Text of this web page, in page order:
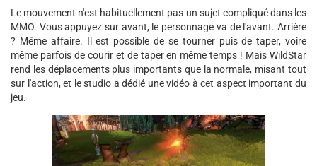
Le mouvement n'est habituellement pas un sujet compliqué dans les
MMO. Vous appuyez sur avant, le personnage va de l'avant. Arrière
? Même affaire. Il est possible de se tourner puis de taper, voire
même parfois de courir et de taper en même temps ! Mais WildStar
rend les déplacements plus importants que la normale, misant tout
sur l'action, et le studio a dédié une vidéo à cet aspect important du
jeu.